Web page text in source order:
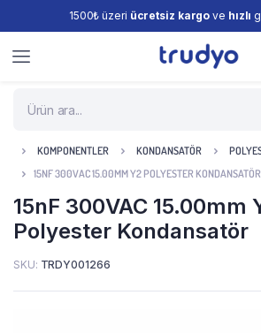
1500₺ üzeri ücretsiz kargo ve hızlı
KOMPONENTLER KONDANSATÖR
15NF 300VAC 15.00MM Y2 POLYESTER KONDANSATÖR
15nF 300VAC 15.00mm
Polyester Kondansatör
SKU: TRDY001266